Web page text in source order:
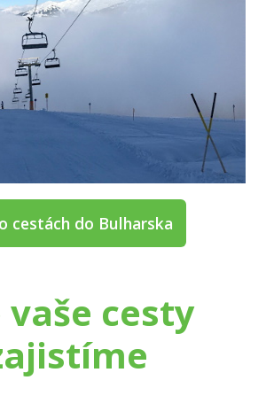
cestách do Bulharska
vaše cesty